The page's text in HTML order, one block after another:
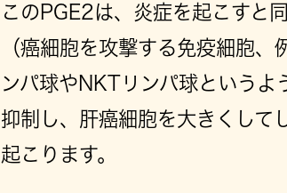
このPGE2は、炎症を起こすと
（癌細胞を攻撃する免疫細胞、
ンパ球やNKTリンパ球というよ
抑制し、肝癌細胞を大きくして
起こります。